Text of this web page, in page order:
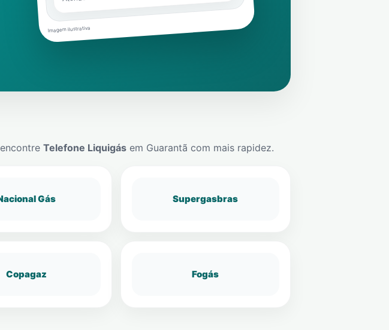
Imagem ilustrativa
Telefone Liquigás em Guarantã com mais rapidez.
Gás Supergasbras
Copagaz Fogás